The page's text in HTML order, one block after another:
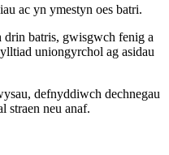
ac yn ymestyn oes batri.
drin batris, gwisgwch fenig a
uniongyrchol ag asidau
defnyddiwch dechnegau
straen neu anaf.